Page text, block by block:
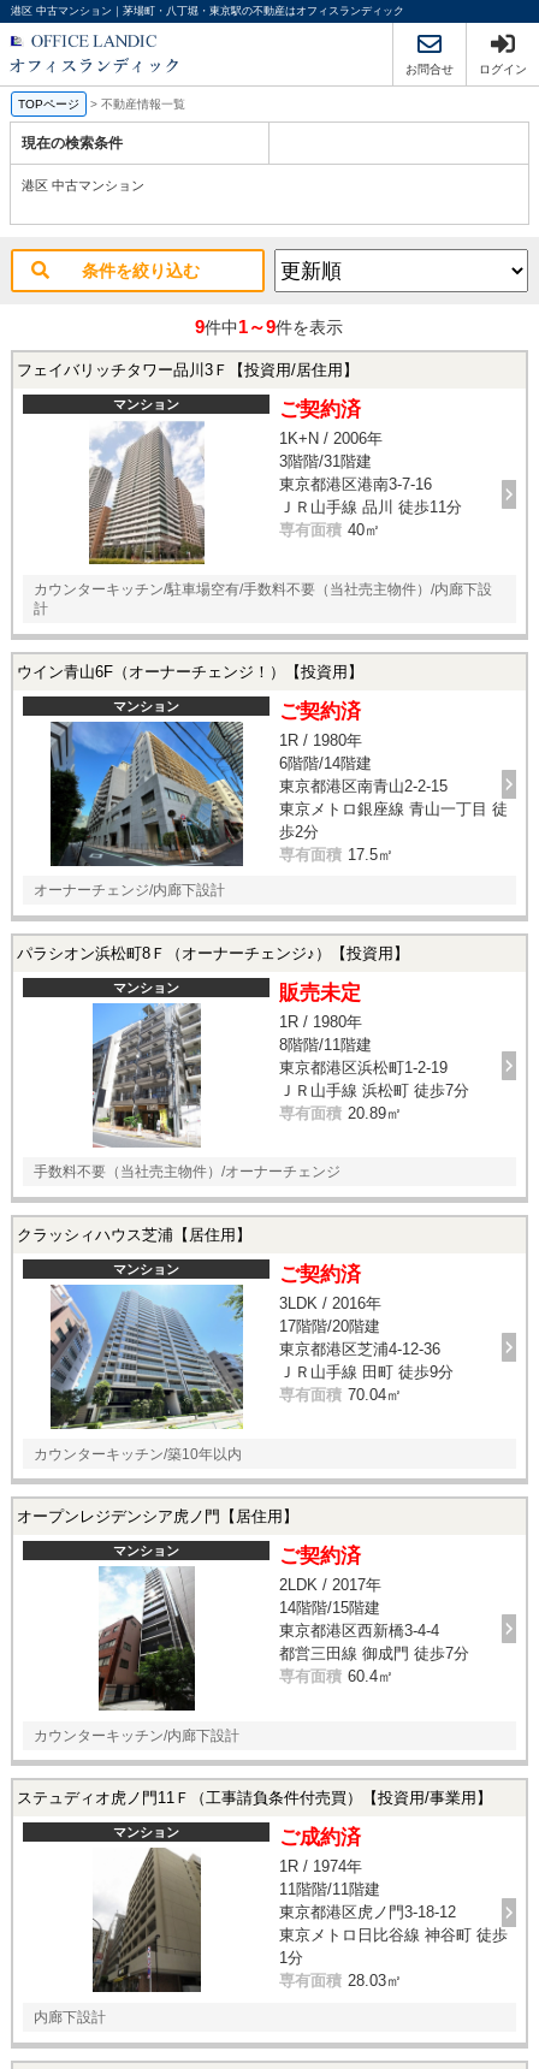
港区 中古マンション｜茅場町・八丁堀・東京駅の不動産はオフィスランディック
お問合せ ログイン
TOPページ > 不動産情報一覧
現在の検索条件
港区 中古マンション
条件を絞り込む
9件中1～9件を表示
フェイバリッチタワー品川3Ｆ【投資用/居住用】
マンション ご契約済
1K+N / 2006年
3階階/31階建
東京都港区港南3-7-16
ＪＲ山手線 品川 徒歩11分
専有面積 40㎡
カウンターキッチン/駐車場空有/手数料不要（当社売主物件）/内廊下設
計
ウイン青山6F（オーナーチェンジ！）【投資用】
マンション ご契約済
1R / 1980年
6階階/14階建
東京都港区南青山2-2-15
東京メトロ銀座線 青山一丁目 徒
歩2分
専有面積 17.5㎡
オーナーチェンジ/内廊下設計
パラシオン浜松町8Ｆ（オーナーチェンジ♪）【投資用】
マンション 販売未定
1R / 1980年
8階階/11階建
東京都港区浜松町1-2-19
ＪＲ山手線 浜松町 徒歩7分
専有面積 20.89㎡
手数料不要（当社売主物件）/オーナーチェンジ
クラッシィハウス芝浦【居住用】
マンション ご契約済
3LDK / 2016年
17階階/20階建
東京都港区芝浦4-12-36
ＪＲ山手線 田町 徒歩9分
専有面積 70.04㎡
カウンターキッチン/築10年以内
オープンレジデンシア虎ノ門【居住用】
マンション ご契約済
2LDK / 2017年
14階階/15階建
東京都港区西新橋3-4-4
都営三田線 御成門 徒歩7分
専有面積 60.4㎡
カウンターキッチン/内廊下設計
ステュディオ虎ノ門11Ｆ（工事請負条件付売買）【投資用/事業用】
マンション ご成約済
1R / 1974年
11階階/11階建
東京都港区虎ノ門3-18-12
東京メトロ日比谷線 神谷町 徒歩
1分
専有面積 28.03㎡
内廊下設計